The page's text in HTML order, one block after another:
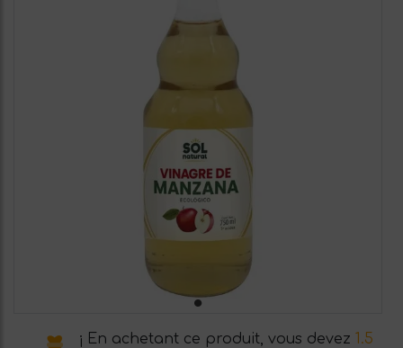
¡ En achetant ce produit, vous devez 1.5